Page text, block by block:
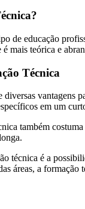
de educação
mais teórica e
Técnica
vantagens
em um
também
técnica é a
áreas, a formação